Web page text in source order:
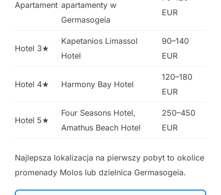
Apartament apartamenty w
Germasogeia
EUR
Hotel 3★
Kapetanios Limassol
Hotel
90–140
EUR
Hotel 4★ Harmony Bay Hotel
120–180
EUR
Hotel 5★
Four Seasons Hotel,
Amathus Beach Hotel
250–450
EUR
Najlepsza lokalizacja na pierwszy pobyt to okolice
promenady Molos lub dzielnica Germasogeia.